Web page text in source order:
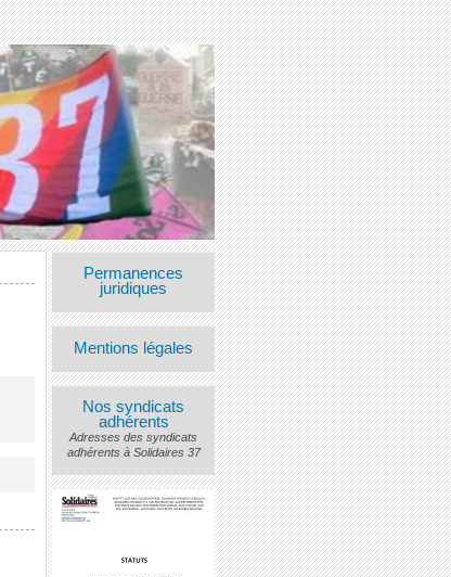
Permanences
juridiques
Mentions légales
Nos syndicats
adhérents
Adresses des syndicats
adhérents à Solidaires 37